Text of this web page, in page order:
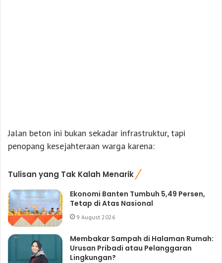
Jalan beton ini bukan sekadar infrastruktur, tapi
penopang kesejahteraan warga karena:
Tulisan yang Tak Kalah Menarik
Ekonomi Banten Tumbuh 5,49 Persen,
Tetap di Atas Nasional
9 August 2026
Membakar Sampah di Halaman Rumah:
Urusan Pribadi atau Pelanggaran
Lingkungan?